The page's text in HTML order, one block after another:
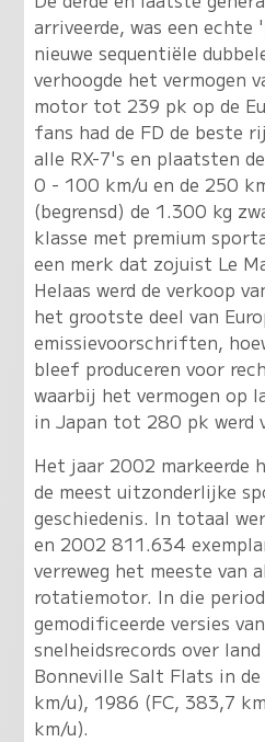
arriveerde, was een echte
nieuwe sequentiële
verhoogde het vermogen
motor tot 239 pk op de
fans had de FD de beste
alle RX-7's en plaatsten
0 - 100 km/u en de 250
(begrensd) de 1.300 kg
klasse met premium
een merk dat zojuist Le
Helaas werd de verkoop
het grootste deel van
emissievoorschriften,
bleef produceren voor
waarbij het vermogen op
in Japan tot 280 pk werd
Het jaar 2002 markeerde
de meest uitzonderlijke
geschiedenis. In totaal
en 2002 811.634
verreweg het meeste van
rotatiemotor. In die
gemodificeerde versies
snelheidsrecords over
Bonneville Salt Flats in
km/u), 1986 (FC, 383,7
km/u).